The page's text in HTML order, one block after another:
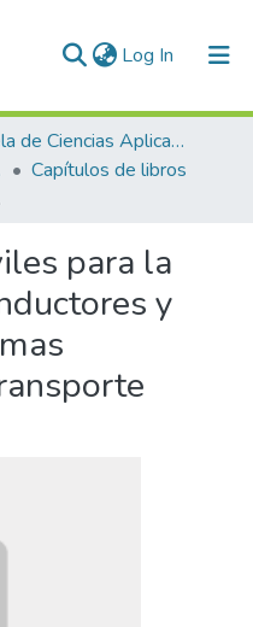
Log In (current)
Escuela de Ciencias Aplicadas e Ingeniería
Capítulos de libros
para la
y